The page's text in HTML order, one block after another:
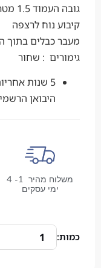
1.5 מטר
נוח לרצפה
בתוך העמוד
: שחור
5 שנות אחריות עי
היבואן הרשמי.
משלוח מהיר 1- 4
איכות